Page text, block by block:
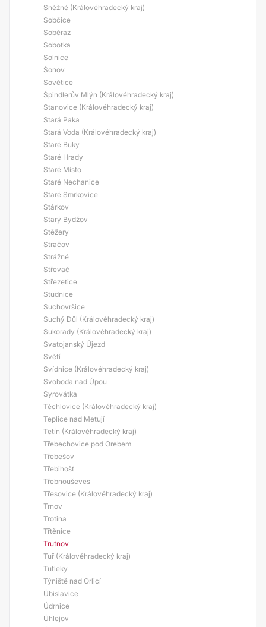
Sněžné (Královéhradecký kraj)
Sobčice
Soběraz
Sobotka
Solnice
Šonov
Sovětice
Špindlerův Mlýn (Královéhradecký kraj)
Stanovice (Královéhradecký kraj)
Stará Paka
Stará Voda (Královéhradecký kraj)
Staré Buky
Staré Hrady
Staré Místo
Staré Nechanice
Staré Smrkovice
Stárkov
Starý Bydžov
Stěžery
Stračov
Strážné
Střevač
Střezetice
Studnice
Suchovršice
Suchý Důl (Královéhradecký kraj)
Sukorady (Královéhradecký kraj)
Svatojanský Újezd
Světí
Svídnice (Královéhradecký kraj)
Svoboda nad Úpou
Syrovátka
Těchlovice (Královéhradecký kraj)
Teplice nad Metují
Tetín (Královéhradecký kraj)
Třebechovice pod Orebem
Třebešov
Třebihošť
Třebnouševes
Třesovice (Královéhradecký kraj)
Trnov
Trotina
Třtěnice
Trutnov
Tuř (Královéhradecký kraj)
Tutleky
Týniště nad Orlicí
Úbislavice
Údrnice
Úhlejov